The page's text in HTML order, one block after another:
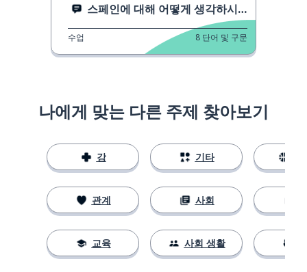
스페인에 대해 어떻게 생각하시나요? 1
수업 8 단어 및 구문
나에게 맞는 다른 주제 찾아보기
강
관계
교육
기타
사회
사회 생활